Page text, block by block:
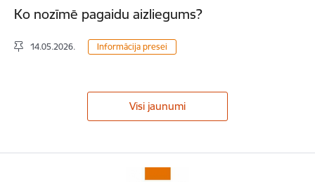
Ko nozīmē pagaidu aizliegums?
14.05.2026. Informācija presei
Visi jaunumi